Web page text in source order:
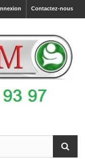
Contactez-nous